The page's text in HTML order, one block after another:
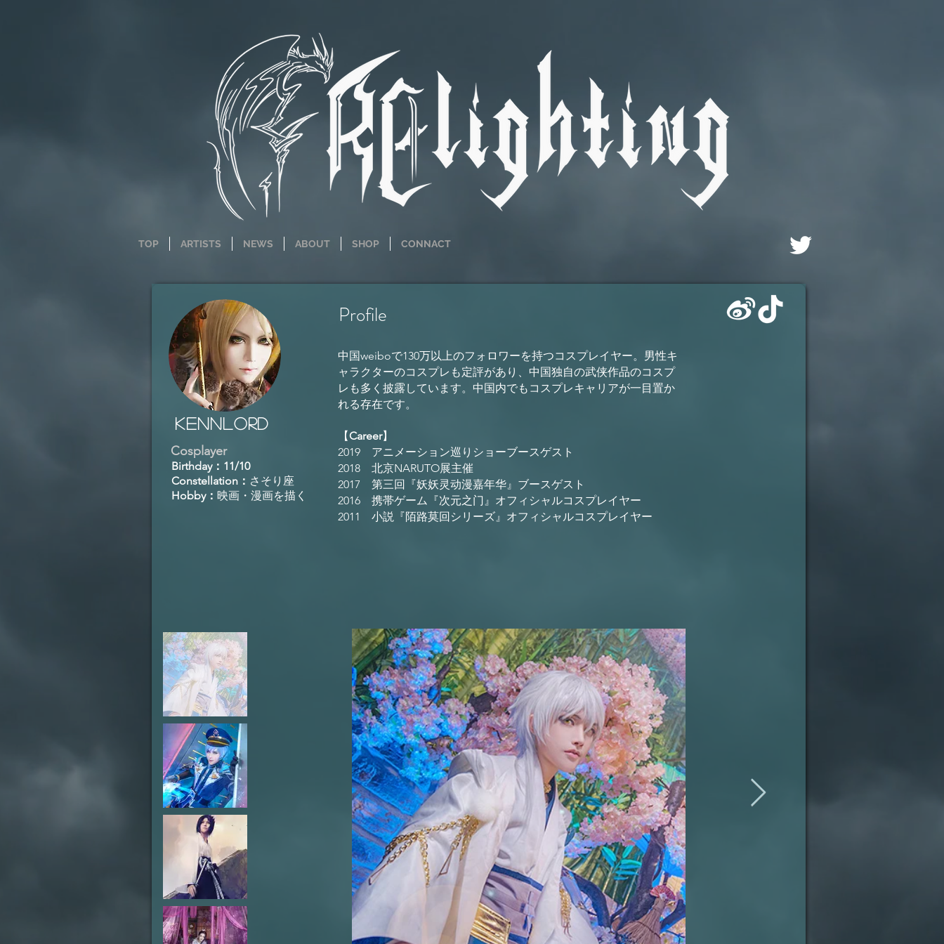
TOP ARTISTS NEWS ABOUT SHOP CONNACT
KENNLORD
Cosplayer
Birthday：11/10
Constellation： さそり座
Hobby： 映画・漫画を描く
Profile
​中国weiboで130万以上のフォロワーを持つコスプレイヤー。男性キ
ャラクターのコスプレも定評があり、中国独自の武侠作品のコスプ
レも多く披露しています。中国内でもコスプレキャリアが一目置か
れる存在です。
【Career】
2019 アニメーション巡りショーブースゲスト
2018 北京NARUTO展主催
2017 第三回『妖妖灵动漫嘉年华』 ブースゲスト
2016 携帯ゲーム『次元之门』オフィシャルコスプレイヤー
2011 小説『陌路莫回シリーズ』オフィシャルコスプレイヤー